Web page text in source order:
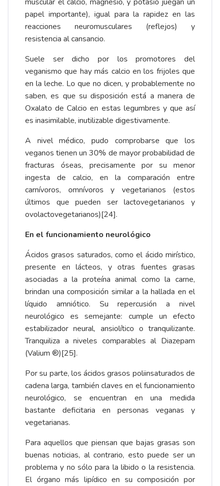
papel importante), igual para la rapidez en las
reacciones neuromusculares (reflejos) y
resistencia al cansancio.
Suele ser dicho por los promotores del
veganismo que hay más calcio en los frijoles que
en la leche. Lo que no dicen, y probablemente no
saben, es que su disposición está a manera de
Oxalato de Calcio en estas legumbres y que así
es inasimilable, inutilizable digestivamente.
A nivel médico, pudo comprobarse que los
veganos tienen un 30% de mayor probabilidad de
fracturas óseas, precisamente por su menor
ingesta de calcio, en la comparación entre
carnívoros, omnívoros y vegetarianos (estos
últimos que pueden ser lactovegetarianos y
ovolactovegetarianos)[24].
En el funcionamiento neurológico
Ácidos grasos saturados, como el ácido mirístico,
presente en lácteos, y otras fuentes grasas
asociadas a la proteína animal como la carne,
brindan una composición similar a la hallada en el
líquido amniótico. Su repercusión a nivel
neurológico es semejante: cumple un efecto
estabilizador neural, ansiolítico o tranquilizante.
Tranquiliza a niveles comparables al Diazepam
(Valium ®)[25].
Por su parte, los ácidos grasos poliinsaturados de
cadena larga, también claves en el funcionamiento
neurológico, se encuentran en una medida
bastante deficitaria en personas veganas y
vegetarianas.
Para aquellos que piensan que bajas grasas son
buenas noticias, al contrario, esto puede ser un
problema y no sólo para la libido o la resistencia.
El órgano más lipídico en su composición por